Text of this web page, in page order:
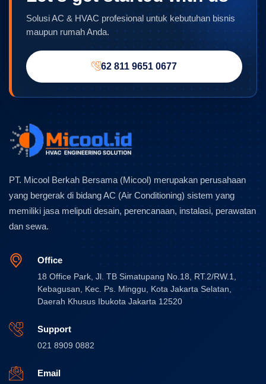
Solusi AC & HVAC profesional untuk kebutuhan bisnis
maupun rumah Anda.
62 811 9651 0677
PT. Micool Berkah Bersama (Micool) merupakan perusahaan
yang bergerak di bidang AC (Air Conditioning) sistem yang
memiliki jasa meliputi desain, perencanaan, instalasi, perawatan
dan sewa.
Office
18 Office Park, Jl. TB Simatupang No.18, RT.2/RW.1,
Kebagusan, Kec. Ps. Minggu, Kota Jakarta Selatan,
Daerah Khusus Ibukota Jakarta 12520
Support
021 8909 0882
Email